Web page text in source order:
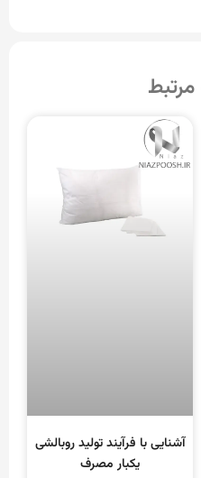
آشنایی با فرآیند تولید روبالشی
یکبار مصرف